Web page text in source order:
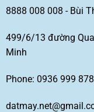
8888 008 008 - Bùi
499/6/13 đường
Minh
Phone: 0936 999 878